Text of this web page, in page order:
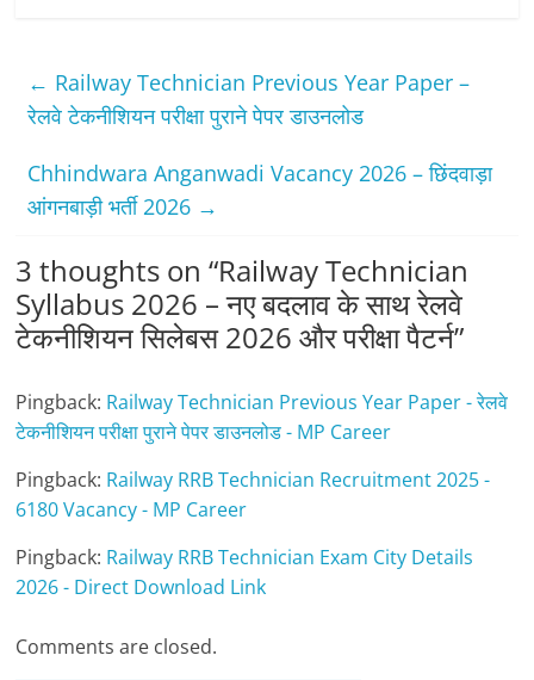
← Railway Technician Previous Year Paper –
रेलवे टेकनीशियन परीक्षा पुराने पेपर डाउनलोड
Chhindwara Anganwadi Vacancy 2026 – छिंदवाड़ा
आंगनबाड़ी भर्ती 2026 →
3 thoughts on “Railway Technician
Syllabus 2026 – नए बदलाव के साथ रेलवे
टेकनीशियन सिलेबस 2026 और परीक्षा पैटर्न”
Pingback: Railway Technician Previous Year Paper - रेलवे
टेकनीशियन परीक्षा पुराने पेपर डाउनलोड - MP Career
Pingback: Railway RRB Technician Recruitment 2025 -
6180 Vacancy - MP Career
Pingback: Railway RRB Technician Exam City Details
2026 - Direct Download Link
Comments are closed.